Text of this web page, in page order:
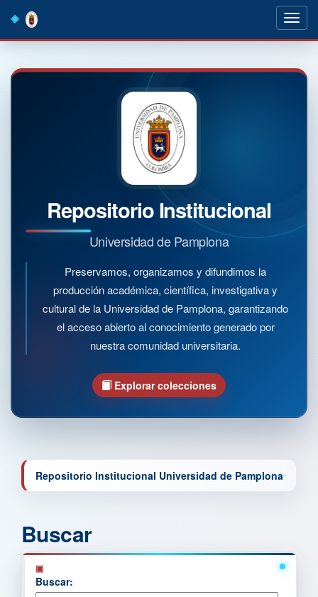
navigation
Repositorio Institucional
Universidad de Pamplona
Preservamos, organizamos y difundimos la
producción académica, científica, investigativa y
cultural de la Universidad de Pamplona, garantizando
el acceso abierto al conocimiento generado por
nuestra comunidad universitaria.
Explorar colecciones
Repositorio Institucional Universidad de Pamplona
Buscar
Buscar: